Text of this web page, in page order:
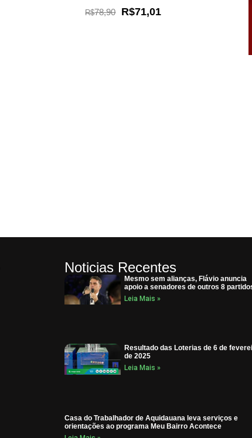
R$78,90 R$71,01
Noticias Recentes
Mesmo sem alianças, Flávio anuncia
apoio a senadores de outros 8
Leia Mais »
Resultado das Loterias de 6 de
de 2025
Leia Mais »
Casa do Trabalhador de Aquidauana leva serviços e
orientações ao programa Meu Bairro Acontece